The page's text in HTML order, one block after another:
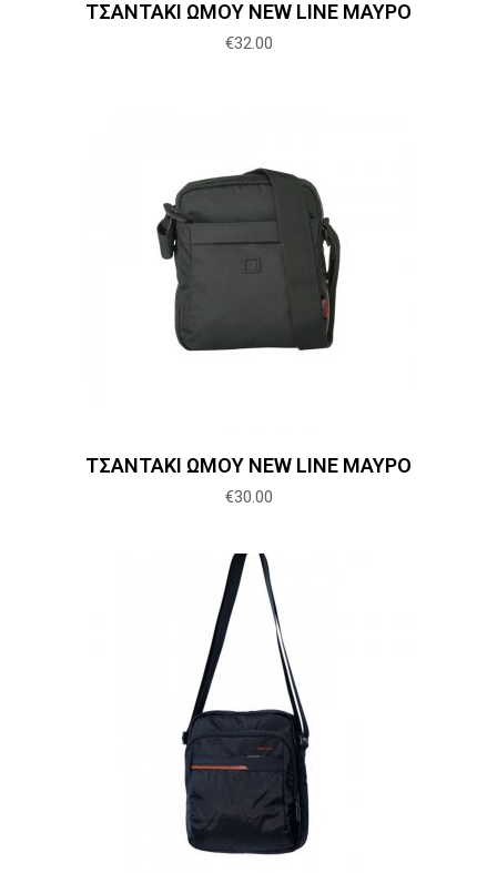
ΤΣΑΝΤΑΚΙ ΩΜΟΥ NEW LINE ΜΑΥΡΟ
€32.00
Προσθήκη στο καλάθι
ΤΣΑΝΤΑΚΙ ΩΜΟΥ NEW LINE ΜΑΥΡΟ
€30.00
Προσθήκη στο καλάθι